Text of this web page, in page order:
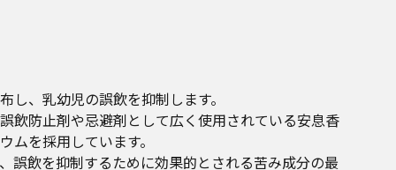
し、乳幼児の誤飲を抑制します。
飲防止剤や忌避剤として広く使用されている安息香
ムを採用しています。
誤飲を抑制するために効果的とされる苦み成分の最